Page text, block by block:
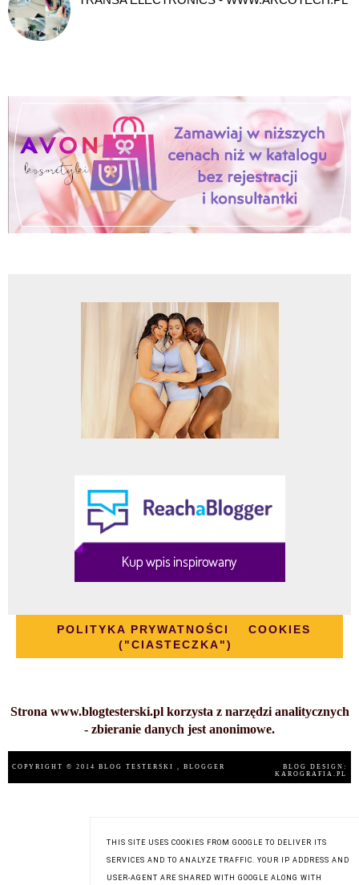
POLITYKA PRYWATNOŚCI
COOKIES
("CIASTECZKA")
Strona www.blogtesterski.pl korzysta z narzędzi analitycznych
- zbieranie danych jest anonimowe.
COPYRIGHT © 2014 BLOG TESTERSKI , BLOGGER
BLOG DESIGN:
KAROGRAFIA.PL
THIS SITE USES COOKIES FROM GOOGLE TO DELIVER ITS
SERVICES AND TO ANALYZE TRAFFIC. YOUR IP ADDRESS AND
USER-AGENT ARE SHARED WITH GOOGLE ALONG WITH